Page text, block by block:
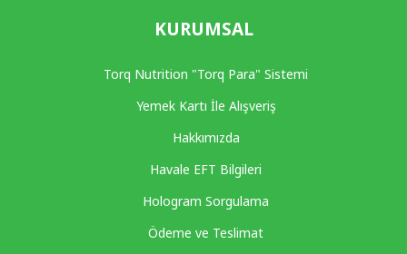
KURUMSAL
Torq Nutrition "Torq Para" Sistemi
Yemek Kartı İle Alışveriş
Hakkımızda
Havale EFT Bilgileri
Hologram Sorgulama
Ödeme ve Teslimat